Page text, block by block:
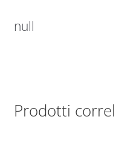
null
Prodotti